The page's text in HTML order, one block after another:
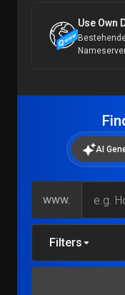
Use Own
AI
www.
Filters